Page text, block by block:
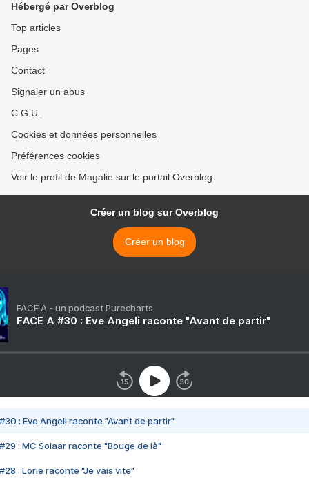
Hébergé par Overblog
Top articles
Pages
Contact
Signaler un abus
C.G.U.
Cookies et données personnelles
Préférences cookies
Voir le profil de Magalie sur le portail Overblog
Créer un blog sur Overblog
Créer un blog
FACE A - un podcast Purecharts
FACE A #30 : Eve Angeli raconte "Avant de partir"
#30 : Eve Angeli raconte "Avant de partir"
#29 : MC Solaar raconte "Bouge de là"
#28 : Lorie raconte "Je vais vite"